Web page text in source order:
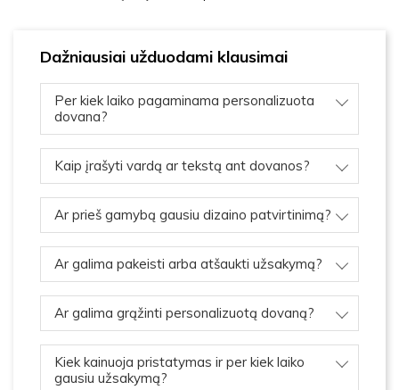
Dažniausiai užduodami klausimai
Per kiek laiko pagaminama personalizuota
dovana?
Kaip įrašyti vardą ar tekstą ant dovanos?
Ar prieš gamybą gausiu dizaino patvirtinimą?
Ar galima pakeisti arba atšaukti užsakymą?
Ar galima grąžinti personalizuotą dovaną?
Kiek kainuoja pristatymas ir per kiek laiko
gausiu užsakymą?